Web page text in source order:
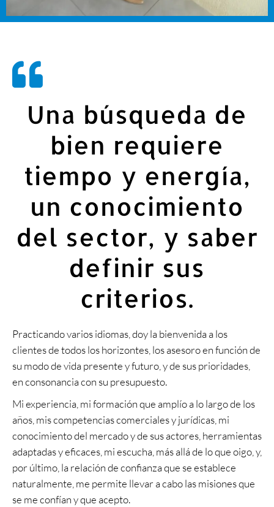
Una búsqueda de
bien requiere
tiempo y energía,
un conocimiento
del sector, y saber
definir sus
criterios.
Practicando varios idiomas, doy la bienvenida a los
clientes de todos los horizontes, los asesoro en función de
su modo de vida presente y futuro, y de sus prioridades,
en consonancia con su presupuesto.
Mi experiencia, mi formación que amplío a lo largo de los
años, mis competencias comerciales y jurídicas, mi
conocimiento del mercado y de sus actores, herramientas
adaptadas y eficaces, mi escucha, más allá de lo que oigo, y,
por último, la relación de confianza que se establece
naturalmente, me permite llevar a cabo las misiones que
se me confían y que acepto.